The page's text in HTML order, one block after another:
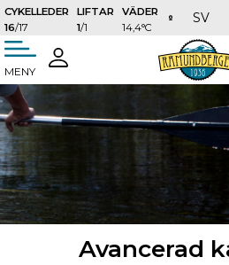
CYKELLEDER
16/17
LIFTAR
1/1
VÄDER
14,4°C
SV
MENY
LOGGA
IN
Avancerad